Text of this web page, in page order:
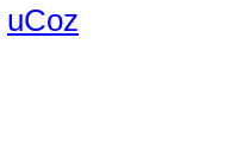
uCoz